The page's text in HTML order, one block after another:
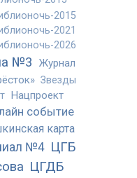
2015
2021
2026
№3
Журнал
Звезды
Нацпроект
событие
карта
№4 ЦГБ
ЦГДБ